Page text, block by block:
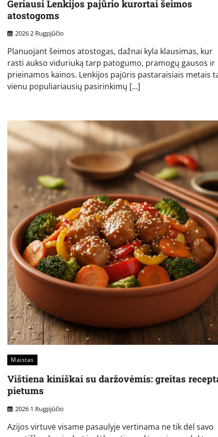
Geriausi Lenkijos pajūrio kurortai šeimos
atostogoms
2026 2 Rugpjūčio
Planuojant šeimos atostogas, dažnai kyla klausimas, kur
rasti aukso viduriuką tarp patogumo, pramogų gausos ir
prieinamos kainos. Lenkijos pajūris pastaraisiais metais
vienu populiariausių pasirinkimų […]
Maistas
Vištiena kiniškai su daržovėmis: greitas
pietums
2026 1 Rugpjūčio
Azijos virtuvė visame pasaulyje vertinama ne tik dėl savo